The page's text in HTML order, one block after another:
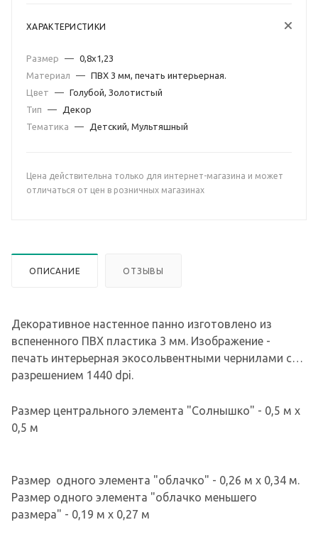
ХАРАКТЕРИСТИКИ
Размер — 0,8х1,23
Материал
— ПВХ 3 мм, печать интерьерная.
Цвет
— Голубой, Золотистый
Тип
—
Декор
Тематика
— Детский, Мультяшный
Цена действительна только для интернет-магазина и может
отличаться от цен в розничных магазинах
ОПИСАНИЕ ОТЗЫВЫ
Декоративное настенное панно изготовлено из
вспененного ПВХ пластика 3 мм. Изображение -
печать интерьерная экосольвентными чернилами с
разрешением 1440 dpi.
Размер центрального элемента "Солнышко" - 0,5 м х
0,5 м
Размер одного элемента "облачко" - 0,26 м х 0,34 м.
Размер одного элемента "облачко меньшего
размера" - 0,19 м х 0,27 м